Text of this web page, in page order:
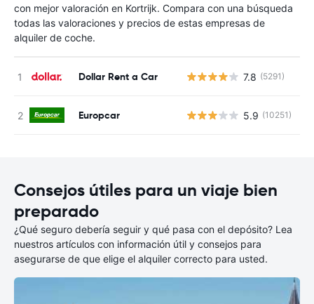
con mejor valoración en Kortrijk. Compara con una búsqueda
todas las valoraciones y precios de estas empresas de
alquiler de coche.
Dollar Rent a Car 7.8 (5291)
Europcar 5.9 (10251)
Consejos útiles para un viaje bien
preparado
¿Qué seguro debería seguir y qué pasa con el depósito? Lea
nuestros artículos con información útil y consejos para
asegurarse de que elige el alquiler correcto para usted.